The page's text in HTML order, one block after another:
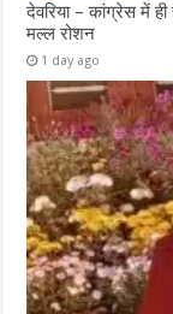
देवरिया – कांग्रेस में
मल्ल रोशन
1 day ago